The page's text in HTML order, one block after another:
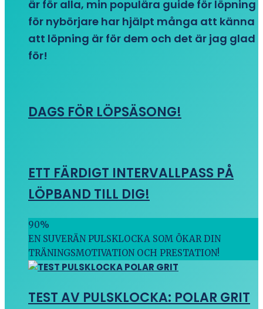
är för alla, min populära guide för löpning
för nybörjare har hjälpt många att känna
att löpning är för dem och det är jag glad
för!
DAGS FÖR LÖPSÄSONG!
ETT FÄRDIGT INTERVALLPASS PÅ
LÖPBAND TILL DIG!
90%
EN SUVERÄN PULSKLOCKA SOM ÖKAR DIN
TRÄNINGSMOTIVATION OCH PRESTATION!
TEST AV PULSKLOCKA: POLAR GRIT